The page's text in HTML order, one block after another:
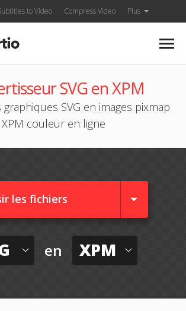
to Video Compress Video Plus
SVG en XPM
SVG en images pixmap
XPM couleur en ligne
les fichiers
en XPM